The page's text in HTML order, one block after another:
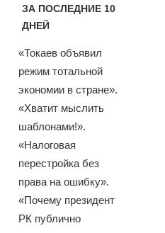
ЗА ПОСЛЕДНИЕ 10
ДНЕЙ
«Токаев объявил
режим тотальной
экономии в стране».
«Хватит мыслить
шаблонами!».
«Налоговая
перестройка без
права на ошибку».
«Почему президент
РК публично